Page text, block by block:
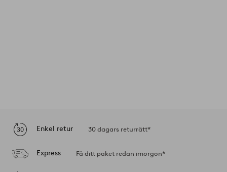
Enkel retur 30 dagars returrätt*
Express Få ditt paket redan imorgon*